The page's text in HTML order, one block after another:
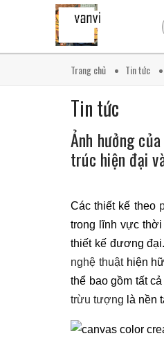
Trang chủ Tin tức
Tin tức
Ảnh hưởng
trúc hiện đại
Các thiết kế theo
trong lĩnh vực thời
thiết kế đương
nghệ thuậthiện
thể bao gồm tất
trừu tượng là nền